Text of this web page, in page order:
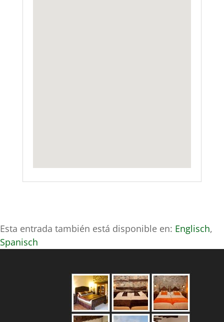
Esta entrada también está disponible en: Englisch
Spanisch